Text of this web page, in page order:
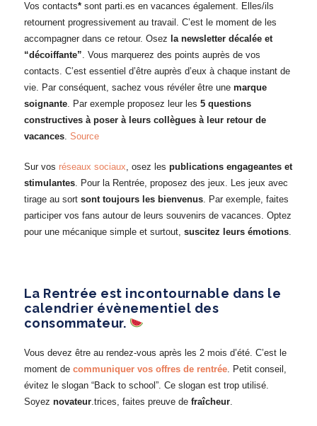
Vos contacts*sont parti.es en vacances également. Elles/ils
retournent progressivement au travail. C’est le moment de les
accompagner dans ce retour. Osez la newsletter décalée et
“décoiffante”. Vous marquerez des points auprès de vos
contacts. C’est essentiel d’être auprès d’eux à chaque instant de
vie. Par conséquent, sachez vous révéler être une marque
soignante. Par exemple proposez leur les 5 questions
constructives à poser à leurs collègues à leur retour de
vacances. Source
Sur vos réseaux sociaux, osez les publications engageantes et
stimulantes. Pour la Rentrée, proposez des jeux. Les jeux avec
tirage au sort sont toujours les bienvenus. Par exemple, faites
participer vos fans autour de leurs souvenirs de vacances. Optez
pour une mécanique simple et surtout, suscitez leurs émotions.
La Rentrée est incontournable dans le
calendrier évènementiel des
consommateur.
Vous devez être au rendez-vous après les 2 mois d’été. C’est le
moment de communiquer vos offres de rentrée. Petit conseil,
évitez le slogan “Back to school”. Ce slogan est trop utilisé.
Soyez novateur.trices, faites preuve defraîcheur.